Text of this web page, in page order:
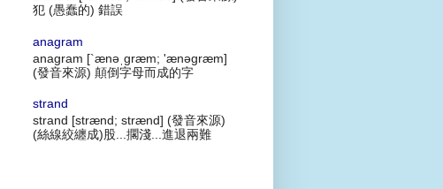
犯 (愚蠢的) 錯誤
anagram
anagram [`ænəˌgræm; 'ænəgræm]
(發音來源) 顛倒字母而成的字
strand
strand [strænd; strænd] (發音來源)
(絲線絞纏成)股...擱淺...進退兩難